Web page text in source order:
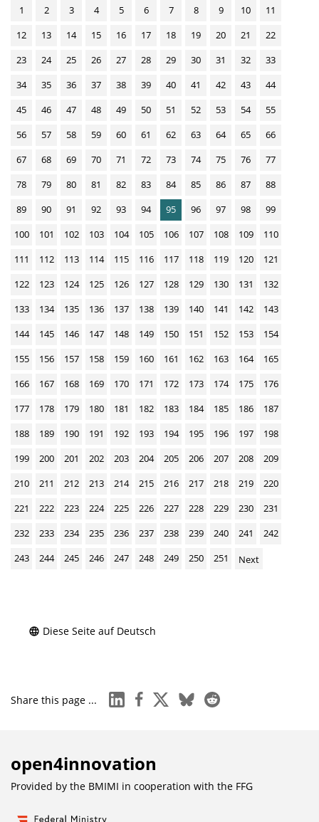
l
o
a
l
i
t
i
o
o
w
n
a
d
s
1 2 3 4 5 6 7 8 9 10
11
12
13 14 15 16 17 18 19 20 21
22
23
24 25 26 27 28 29 30 31 32
33
34
35 36 37 38 39 40 41 42 43
44
45
46 47 48 49 50 51 52 53 54
55
56
57 58 59 60 61 62 63 64 65
66
67
68 69 70 71 72 73 74 75 76
77
78
79 80 81 82 83 84 85 86 87
88
89
90 91 92 93 94 95 96 97 98
99
100
101 102 103 104 105 106 107 108 109
110
111
112 113 114 115 116 117 118 119 120
121
122
123 124 125 126 127 128 129 130 131
132
133
134 135 136 137 138 139 140 141 142
143
144
145 146 147 148 149 150 151 152 153
154
155
156 157 158 159 160 161 162 163 164
165
166
167 168 169 170 171 172 173 174 175
176
177
178 179 180 181 182 183 184 185 186
187
188
189 190 191 192 193 194 195 196 197
198
199
200 201 202 203 204 205 206 207 208
209
210
211 212 213 214 215 216 217 218 219
220
221
222 223 224 225 226 227 228 229 230
231
232
233 234 235 236 237 238 239 240 241
242
243
244 245 246 247 248 249 250 251 Next
Diese Seite auf Deutsch
Share this page ... linkedinfacebook
x blueskyreddit
open4innovation
Provided by the BMIMI in cooperation with the FFG